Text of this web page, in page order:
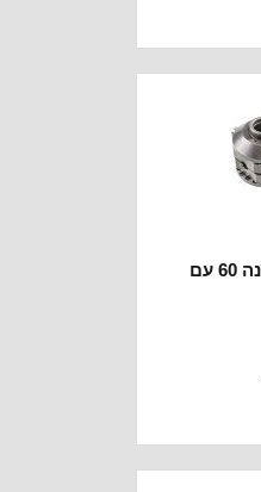
נעילה אחורית דנה 60 עם